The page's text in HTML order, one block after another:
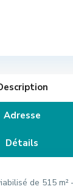
Adresse
Détails
de 515 m²